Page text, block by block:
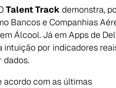
Talent Track demonstra,
Bancos e Companhias
Álcool. Já em Apps de
intuição por indicadores
dados.
acordo com as últimas